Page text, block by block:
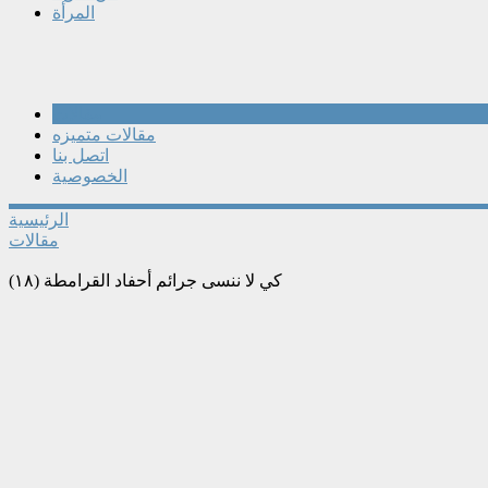
المرأة
مقالات متميزه
اتصل بنا
الخصوصية
الرئيسية
مقالات
كي لا ننسى جرائم أحفاد القرامطة (١٨)